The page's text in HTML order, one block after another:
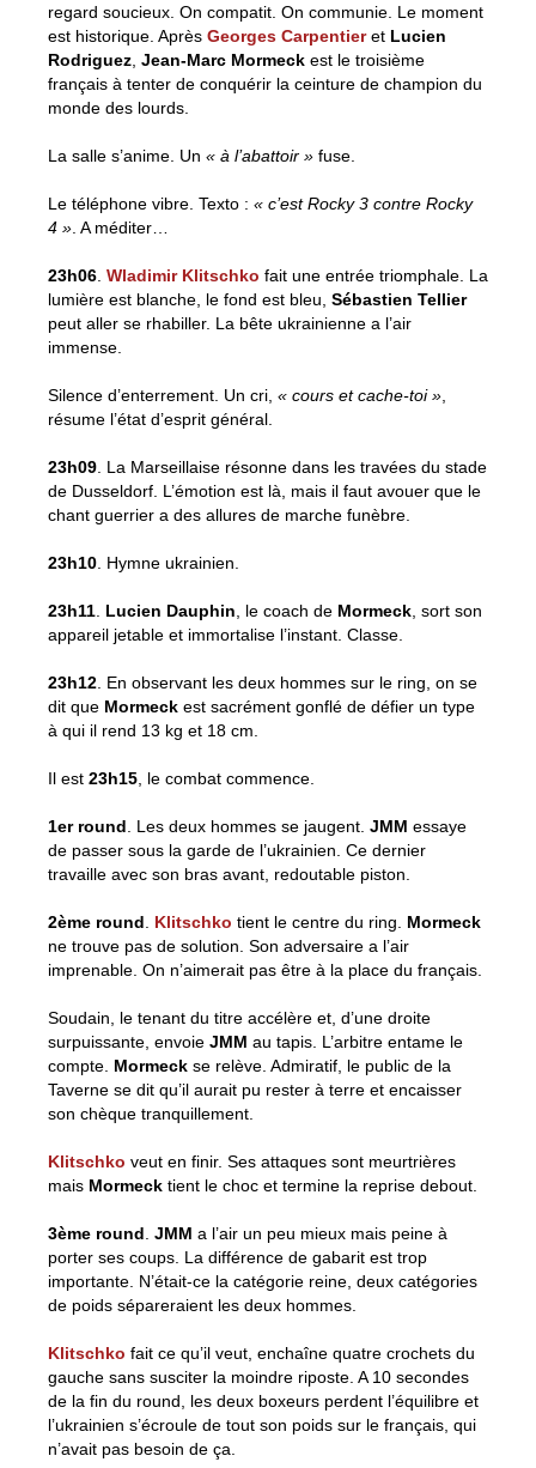
regard soucieux. On compatit. On communie. Le moment
est historique. Après Georges Carpentieret Lucien
Rodriguez Jean-Marc Mormeck est le troisième
français à tenter de conquérir la ceinture de champion du
monde des lourds.
La salle s’anime. Un « à l’abattoir » fuse.
Le téléphone vibre. Texto : « c’est Rocky 3 contre Rocky
4 » . A méditer…
23h06 Wladimir Klitschko fait une entrée triomphale. La
lumière est blanche, le fond est bleu, Sébastien Tellier
peut aller se rhabiller. La bête ukrainienne a l’air
immense.
Silence d’enterrement. Un cri, « cours et cache-toi »
résume l’état d’esprit général.
23h09 . La Marseillaise résonne dans les travées du stade
de Dusseldorf. L’émotion est là, mais il faut avouer que le
chant guerrier a des allures de marche funèbre.
23h10 . Hymne ukrainien.
23h11 Lucien Dauphin , le coach de Mormeck , sort son
appareil jetable et immortalise l’instant. Classe.
23h12 . En observant les deux hommes sur le ring, on se
dit que Mormeck est sacrément gonflé de défier un type
à qui il rend 13 kg et 18 cm.
Il est 23h15 , le combat commence.
1er round . Les deux hommes se jaugent. JMM essaye
de passer sous la garde de l’ukrainien. Ce dernier
travaille avec son bras avant, redoutable piston.
2ème round Klitschko tient le centre du ring. Mormeck
ne trouve pas de solution. Son adversaire a l’air
imprenable. On n’aimerait pas être à la place du français.
Soudain, le tenant du titre accélère et, d’une droite
surpuissante, envoie JMM au tapis. L’arbitre entame le
compte. Mormeck se relève. Admiratif, le public de la
Taverne se dit qu’il aurait pu rester à terre et encaisser
son chèque tranquillement.
Klitschko veut en finir. Ses attaques sont meurtrières
mais Mormeck tient le choc et termine la reprise debout.
3ème round JMM a l’air un peu mieux mais peine à
porter ses coups. La différence de gabarit est trop
importante. N’était-ce la catégorie reine, deux catégories
de poids sépareraient les deux hommes.
Klitschko fait ce qu’il veut, enchaîne quatre crochets du
gauche sans susciter la moindre riposte. A 10 secondes
de la fin du round, les deux boxeurs perdent l’équilibre et
l’ukrainien s’écroule de tout son poids sur le français, qui
n’avait pas besoin de ça.